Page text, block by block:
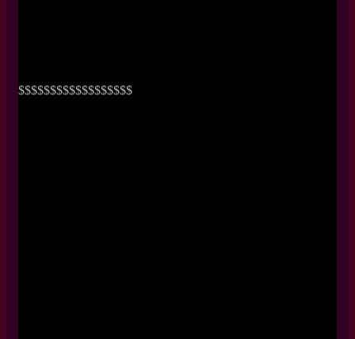
$$$$$$$$$$$$$$$$$$